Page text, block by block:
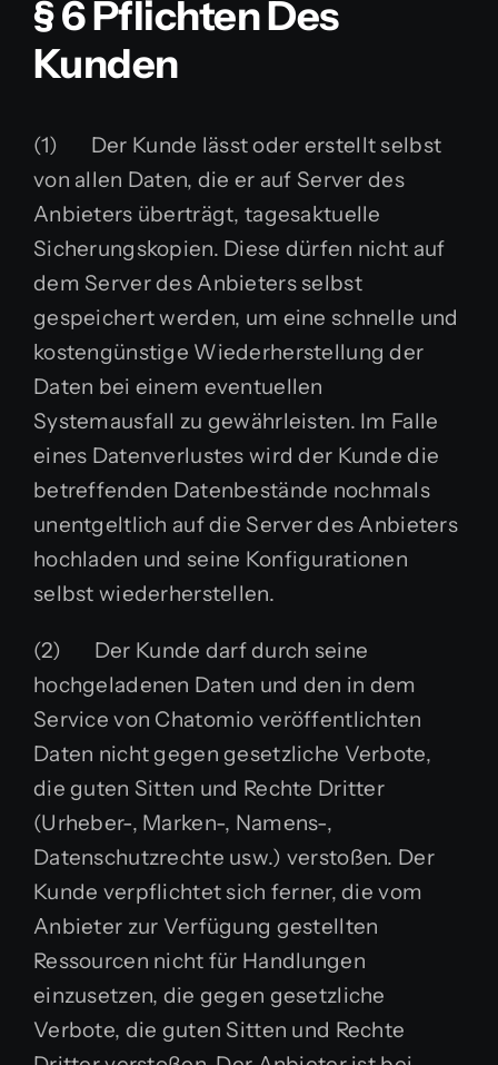
§ 6 Pflichten Des
Kunden
(1) Der Kunde lässt oder erstellt selbst
von allen Daten, die er auf Server des
Anbieters überträgt, tagesaktuelle
Sicherungskopien. Diese dürfen nicht auf
dem Server des Anbieters selbst
gespeichert werden, um eine schnelle und
kostengünstige Wiederherstellung der
Daten bei einem eventuellen
Systemausfall zu gewährleisten. Im Falle
eines Datenverlustes wird der Kunde die
betreffenden Datenbestände nochmals
unentgeltlich auf die Server des Anbieters
hochladen und seine Konfigurationen
selbst wiederherstellen.
(2) Der Kunde darf durch seine
hochgeladenen Daten und den in dem
Service von Chatomio veröffentlichten
Daten nicht gegen gesetzliche Verbote,
die guten Sitten und Rechte Dritter
(Urheber-, Marken-, Namens-,
Datenschutzrechte usw.) verstoßen. Der
Kunde verpflichtet sich ferner, die vom
Anbieter zur Verfügung gestellten
Ressourcen nicht für Handlungen
einzusetzen, die gegen gesetzliche
Verbote, die guten Sitten und Rechte